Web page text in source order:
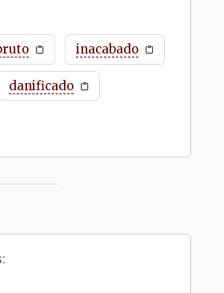
inacabado
danificado